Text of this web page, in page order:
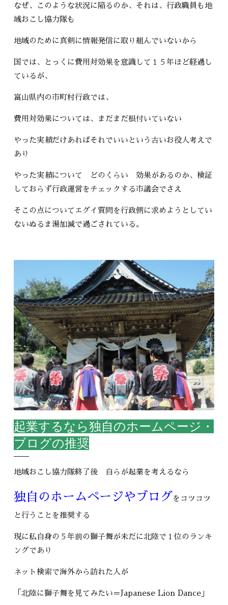
なぜ、このような状況に陥るのか、それは、行政職員も地
域おこし協力隊も
地域のために真剣に情報発信に取り組んでいないから
国では、とっくに費用対効果を意識して１５年ほど経過し
ているが、
富山県内の市町村行政では、
費用対効果については、まだまだ根付いていない
やった実績だけあればそれでいいという古いお役人考えで
あり
やった実績について どのくらい 効果があるのか、検証
しておらず行政運営をチェックする市議会でさえ
そこの点についてエグイ質問を行政側に求めようとしてい
ないぬるま湯加減で過ごされている。
起業するなら独自のホームページ・
ブログの推奨
地域おこし協力隊終了後 自らが起業を考えるなら
独自のホームページやブログ をコツコツ
と行うことを推奨する
現に私自身の５年前の獅子舞が未だに北陸で１位のランキ
ングであり
ネット検索で海外から訪れた人が
「北陸に獅子舞を見てみたい＝Japanese Lion Dance」